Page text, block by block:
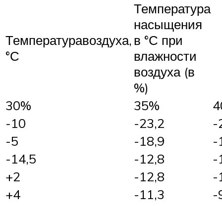
Температуравоздуха,
°С
Температура
насыщения
в °С при
влажности
воздуха (в
%)
30%
35%
-10
-23,2
-
-5
-18,9
-
-14,5
-12,8
-
+2
-12,8
-
+4
-11,3
-